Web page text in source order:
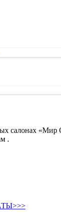
салонах «Мир
.